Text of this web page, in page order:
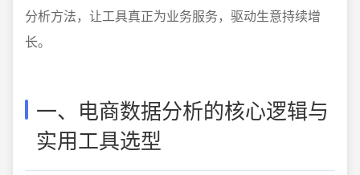
分析方法，让工具真正为业务服务，驱动生意持续增
长。
一、电商数据分析的核心逻辑与
实用工具选型